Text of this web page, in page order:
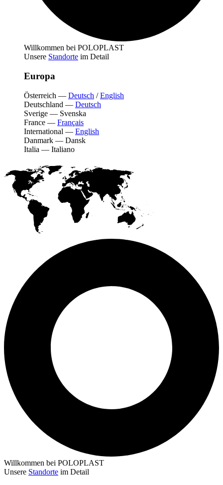
Willkommen bei POLOPLAST
Unsere Standorte im Detail
Europa
Österreich — Deutsch /English
Deutschland — Deutsch
Sverige — Svenska
France — Français
International — English
Danmark — Dansk
Italia — Italiano
Willkommen bei POLOPLAST
Unsere Standorte im Detail